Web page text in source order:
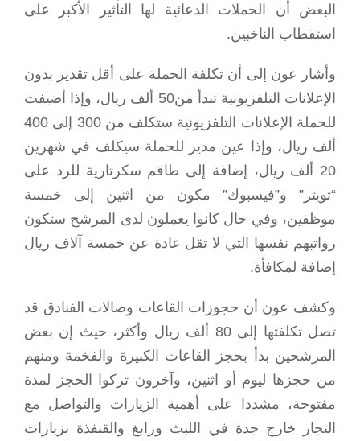
البعض أن الحملات الدعائية لها التأثير الأكبر على
استقطاب الناخبين.
وأشار عون إلى أن تكلفة الحملة على أقل تقدير بدون
الإعلانات التلفزيونية تبدأ من50 ألف ريال، وإذا أضيفت
للحملة الإعلانات التلفزيونية ستكلف من 300 إلى 400
ألف ريال، وإذا عين مدير للحملة سيكلف في شهرين
20 ألف ريال، إضافة إلى طاقم سكرتارية للرد على
“تويتر” و”فيسبوك” مكون من اثنين إلى خمسة
موظفين، وفي حال كانوا يعملون لدى المرشح ستكون
رواتبهم نفسها التي لا تقل عادة عن خمسة آلاف ريال
إضافة لمكافأة.
وكشف عون أن حجوزات القاعات وصالات الفنادق قد
تصل تكلفتها إلى 80 ألف ريال وأكثر، حيث إن بعض
المرشحين بدأ بحجز القاعات الكبيرة والفخمة ومنهم
من حجزها ليوم أو اثنين، وآخرون تركوا الحجز لمدة
مفتوحة، مشددا على أهمية الزيارات والتواصل مع
التجار خارج جدة في الليث ورابغ والقنفذة بزيارات